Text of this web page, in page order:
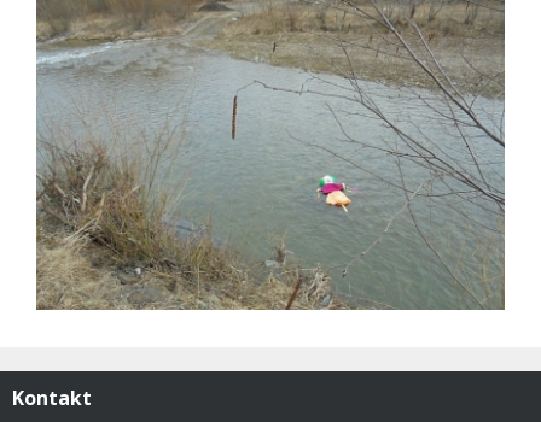
Kontakt